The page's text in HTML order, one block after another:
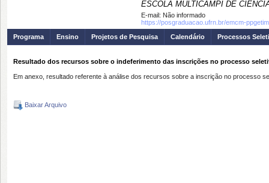
ESCOLA MULTICAMPI DE
E-mail: Não informado
https://posgraduacao.ufrn.br/emcm-ppgetim
Programa
Ensino Projetos de Pesquisa Calendário Processos
Resultado dos recursos sobre o indeferimento das inscrições no processo
Em anexo, resultado referente à análise dos recursos sobre a inscrição no processo
Baixar Arquivo